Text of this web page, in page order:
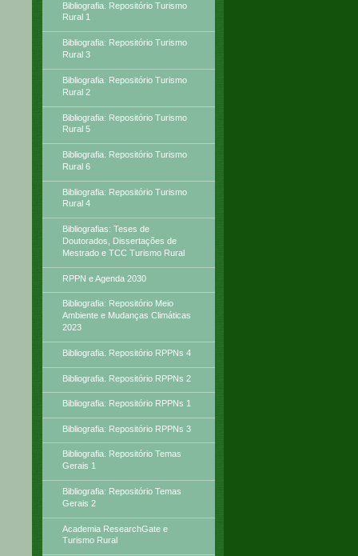
Bibliografia: Repositório Turismo
Rural 1
Bibliografia: Repositório Turismo
Rural 3
Bibliografia: Repositório Turismo
Rural 2
Bibliografia: Repositório Turismo
Rural 5
Bibliografia: Repositório Turismo
Rural 6
Bibliografia: Repositório Turismo
Rural 4
Bibliografias: Teses de
Doutorados, Dissertações de
Mestrado e TCC Turismo Rural
RPPN e Agenda 2030
Bibliografia: Repositório Meio
Ambiente e Mudanças Climáticas
2023
Bibliografia: Repositório RPPNs 4
Bibliografia: Repositório RPPNs 2
Bibliografia: Repositório RPPNs 1
Bibliografia: Repositório RPPNs 3
Bibliografia: Repositório Temas
Gerais 1
Bibliografia: Repositório Temas
Gerais 2
Academia ResearchGate e
Turismo Rural